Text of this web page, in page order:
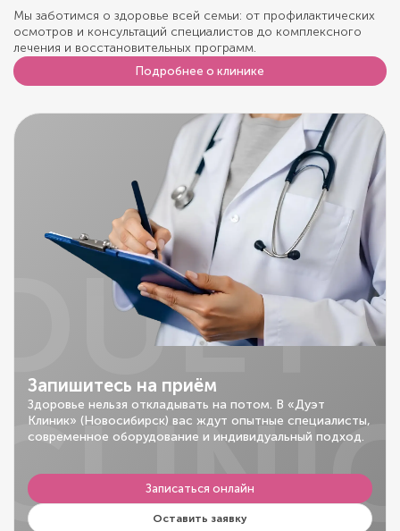
Мы заботимся о здоровье всей семьи: от профилактических
осмотров и консультаций специалистов до комплексного
лечения и восстановительных программ.
Подробнее о клинике
Запишитесь на приём
Здоровье нельзя откладывать на потом. В «Дуэт
Клиник» (Новосибирск) вас ждут опытные специалисты,
современное оборудование и индивидуальный подход.
Записаться онлайн
Оставить заявку